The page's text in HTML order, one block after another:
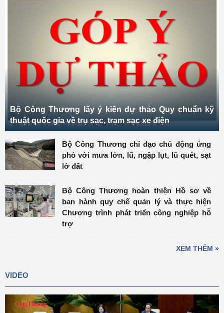
Bộ Công Thương lấy ý kiến dự thảo Quy chuẩn kỹ
thuật quốc gia về trụ sạc, trạm sạc xe điện
Bộ Công Thương chỉ đạo chủ động ứng
phó với mưa lớn, lũ, ngập lụt, lũ quét, sạt
lở đất
Bộ Công Thương hoàn thiện Hồ sơ về
ban hành quy chế quản lý và thực hiện
Chương trình phát triển công nghiệp hỗ
trợ
XEM THÊM »
VIDEO